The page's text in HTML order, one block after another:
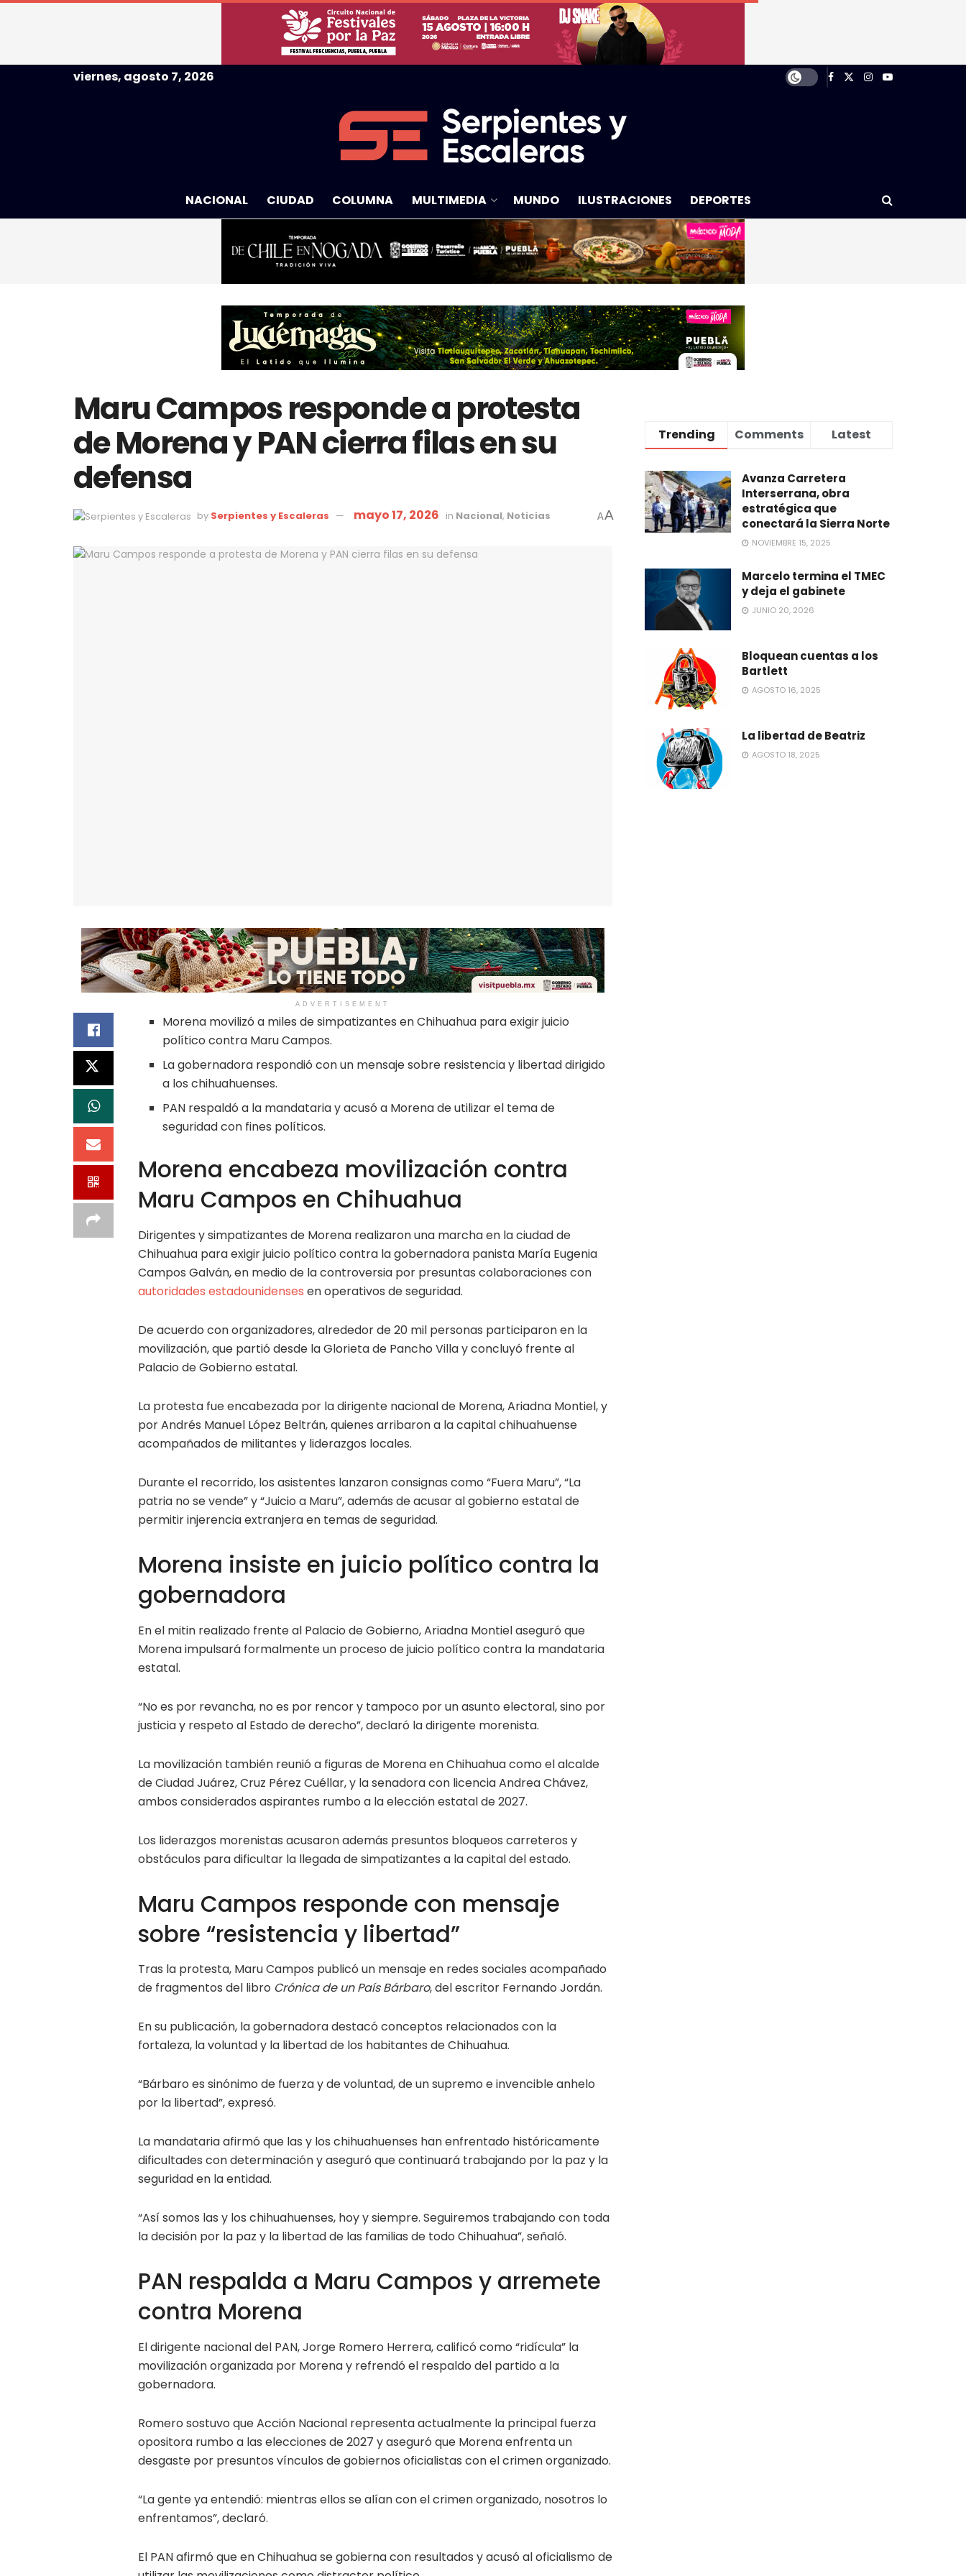
viernes, agosto 7, 2026
NACIONAL CIUDAD COLUMNA MULTIMEDIA MUNDO ILUSTRACIONES DEPORTES
Maru Campos responde a protesta
de Morena y PAN cierra filas en su
defensa
by Serpientes y Escaleras mayo 17, 2026 in Nacional, Noticias AA
ADVERTISEMENT
Morena movilizó a miles de simpatizantes en Chihuahua para exigir juicio
político contra Maru Campos.
La gobernadora respondió con un mensaje sobre resistencia y libertad dirigido
a los chihuahuenses.
PAN respaldó a la mandataria y acusó a Morena de utilizar el tema de
seguridad con fines políticos.
Morena encabeza movilización contra
Maru Campos en Chihuahua
Dirigentes y simpatizantes de Morena realizaron una marcha en la ciudad de
Chihuahua para exigir juicio político contra la gobernadora panista María Eugenia
Campos Galván, en medio de la controversia por presuntas colaboraciones con
autoridades estadounidenses en operativos de seguridad.
De acuerdo con organizadores, alrededor de 20 mil personas participaron en la
movilización, que partió desde la Glorieta de Pancho Villa y concluyó frente al
Palacio de Gobierno estatal.
La protesta fue encabezada por la dirigente nacional de Morena, Ariadna Montiel, y
por Andrés Manuel López Beltrán, quienes arribaron a la capital chihuahuense
acompañados de militantes y liderazgos locales.
Durante el recorrido, los asistentes lanzaron consignas como “Fuera Maru”, “La
patria no se vende” y “Juicio a Maru”, además de acusar al gobierno estatal de
permitir injerencia extranjera en temas de seguridad.
Morena insiste en juicio político contra la
gobernadora
En el mitin realizado frente al Palacio de Gobierno, Ariadna Montiel aseguró que
Morena impulsará formalmente un proceso de juicio político contra la mandataria
estatal.
“No es por revancha, no es por rencor y tampoco por un asunto electoral, sino por
justicia y respeto al Estado de derecho”, declaró la dirigente morenista.
La movilización también reunió a figuras de Morena en Chihuahua como el alcalde
de Ciudad Juárez, Cruz Pérez Cuéllar, y la senadora con licencia Andrea Chávez,
ambos considerados aspirantes rumbo a la elección estatal de 2027.
Los liderazgos morenistas acusaron además presuntos bloqueos carreteros y
obstáculos para dificultar la llegada de simpatizantes a la capital del estado.
Maru Campos responde con mensaje
sobre “resistencia y libertad”
Tras la protesta, Maru Campos publicó un mensaje en redes sociales acompañado
de fragmentos del libro Crónica de un País Bárbaro, del escritor Fernando Jordán.
En su publicación, la gobernadora destacó conceptos relacionados con la
fortaleza, la voluntad y la libertad de los habitantes de Chihuahua.
“Bárbaro es sinónimo de fuerza y de voluntad, de un supremo e invencible anhelo
por la libertad”, expresó.
La mandataria afirmó que las y los chihuahuenses han enfrentado históricamente
dificultades con determinación y aseguró que continuará trabajando por la paz y la
seguridad en la entidad.
“Así somos las y los chihuahuenses, hoy y siempre. Seguiremos trabajando con toda
la decisión por la paz y la libertad de las familias de todo Chihuahua”, señaló.
PAN respalda a Maru Campos y arremete
contra Morena
El dirigente nacional del PAN, Jorge Romero Herrera, calificó como “ridícula” la
movilización organizada por Morena y refrendó el respaldo del partido a la
gobernadora.
Romero sostuvo que Acción Nacional representa actualmente la principal fuerza
opositora rumbo a las elecciones de 2027 y aseguró que Morena enfrenta un
desgaste por presuntos vínculos de gobiernos oficialistas con el crimen organizado.
“La gente ya entendió: mientras ellos se alían con el crimen organizado, nosotros lo
enfrentamos”, declaró.
El PAN afirmó que en Chihuahua se gobierna con resultados y acusó al oficialismo de
Trending Comments Latest
Avanza Carretera
Interserrana, obra
estratégica que
conectará la Sierra Norte
NOVIEMBRE 15, 2025
Marcelo termina el TMEC
y deja el gabinete
JUNIO 20, 2026
Bloquean cuentas a los
Bartlett
AGOSTO 16, 2025
La libertad de Beatriz
AGOSTO 18, 2025